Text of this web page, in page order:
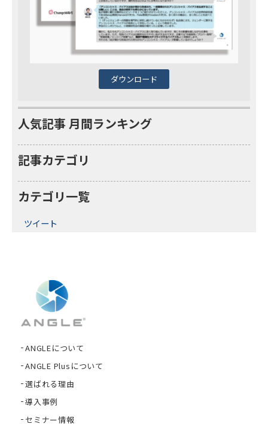
ダウンロード
人気記事 月間ランキング
記事カテゴリ
カテゴリ一覧
ツイート
ANGLEについて
ANGLE Plusについて
選ばれる理由
導入事例
セミナー情報